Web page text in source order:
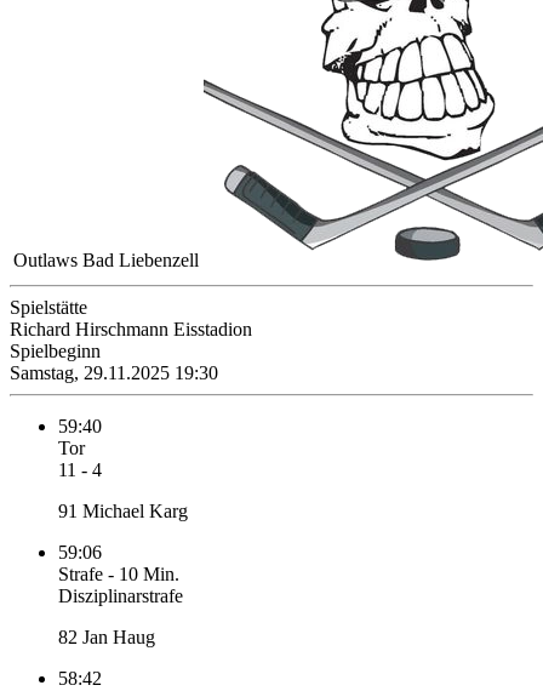
Outlaws Bad Liebenzell
Spielstätte
Richard Hirschmann Eisstadion
Spielbeginn
Samstag, 29.11.2025 19:30
59:40
Tor
11 - 4
91 Michael Karg
59:06
Strafe - 10 Min.
Disziplinarstrafe
82 Jan Haug
58:42